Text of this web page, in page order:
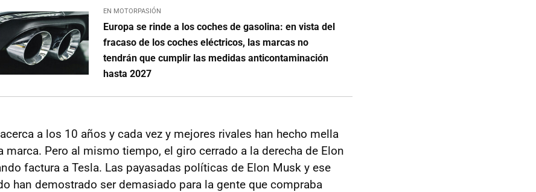
EN MOTORPASIÓN
Europa se rinde a los coches de gasolina: en vista del
fracaso de los coches eléctricos, las marcas no
tendrán que cumplir las medidas anticontaminación
hasta 2027
a los 10 años y cada vez y mejores rivales han hecho mella
marca. Pero al mismo tiempo, el giro cerrado a la derecha de Elon
factura a Tesla. Las payasadas políticas de Elon Musk y ese
han demostrado ser demasiado para la gente que compraba